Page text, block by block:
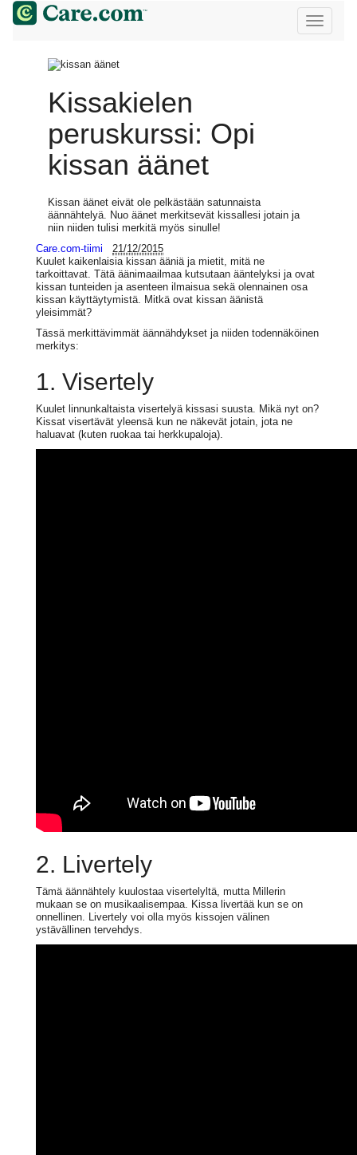
Kissakielen
peruskurssi: Opi
kissan äänet
Kissan äänet eivät ole pelkästään satunnaista
äännähtelyä. Nuo äänet merkitsevät kissallesi jotain ja
niin niiden tulisi merkitä myös sinulle!
Care.com-tiimi
21/12/2015
Kuulet kaikenlaisia kissan ääniä ja mietit, mitä ne
tarkoittavat. Tätä äänimaailmaa kutsutaan ääntelyksi ja ovat
kissan tunteiden ja asenteen ilmaisua sekä olennainen osa
kissan käyttäytymistä. Mitkä ovat kissan äänistä
yleisimmät?
Tässä merkittävimmät äännähdykset ja niiden todennäköinen
merkitys:
1. Visertely
Kuulet linnunkaltaista visertelyä kissasi suusta. Mikä nyt on?
Kissat visertävät yleensä kun ne näkevät jotain, jota ne
haluavat (kuten ruokaa tai herkkupaloja).
2. Livertely
Tämä äännähtely kuulostaa visertelyltä, mutta Millerin
mukaan se on musikaalisempaa. Kissa livertää kun se on
onnellinen. Livertely voi olla myös kissojen välinen
ystävällinen tervehdys.